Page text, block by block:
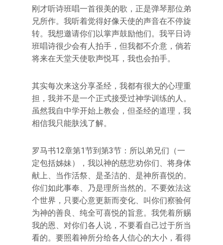
刚才听诗班唱一首很美的歌，正是弹琴那位弟
兄所作。我听着觉得好像天使的声音在不停旋
转。我想邀请你们以掌声鼓励他们。我平日诗
班唱诗很少会有人拍手，但我都不介意，倘若
将来在天堂天使歌声悦耳，我也会拍手。
其实每次来这分享圣经，我都有很大的心理重
担，我并不是一个正式接受过神学训练的人。
虽然我自中学开始上教会，但圣经的道理，我
相信我只能肤浅了解。
罗马书12章第1节到第3节：所以弟兄们（一
定包括姊妹），我以神的慈悲劝你们、将身体
献上、当作活祭、是圣洁的、是神所喜悦的。
你们如此事奉、乃是理所当然的。不要效法这
个世界，只要心意更新而变化、叫你们察验何
为神的善良、纯全可喜悦的旨意。我凭着所赐
我的恩、对你们各人说，不要看自己过于所当
看的。要照着神所分给各人信心的大小，看得